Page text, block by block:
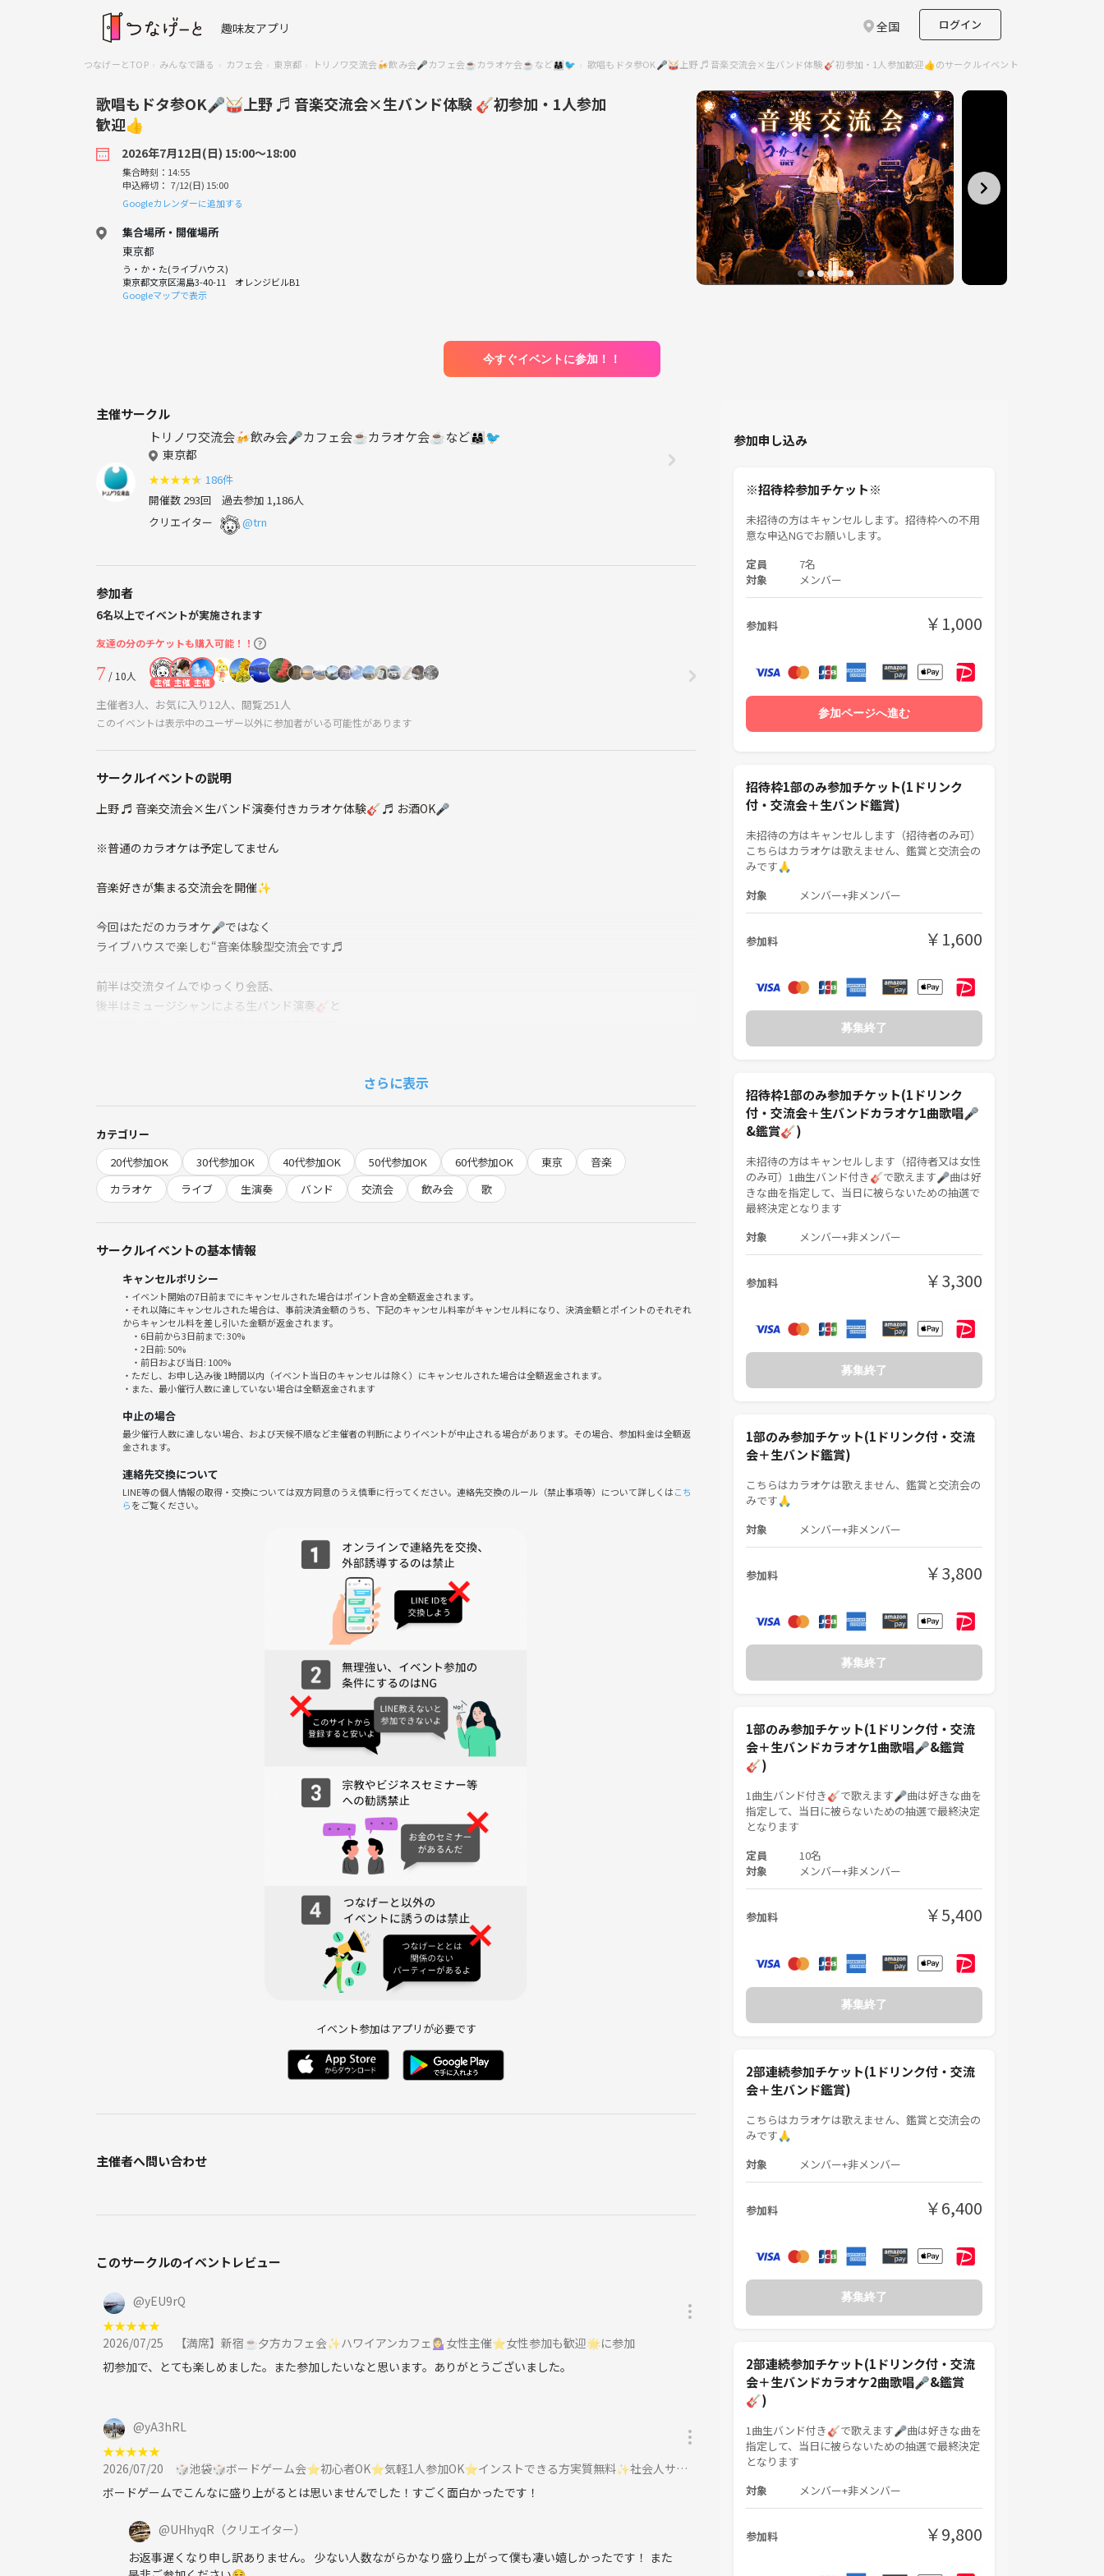
趣味友アプリ 全国 ログイン
つなげーとTOP みんなで語る カフェ会 東京都 トリノワ交流会🍻飲み会🎤カフェ会☕️カラオケ会☕️など👨‍👩‍👧🐦 歌唱もドタ参OK🎤🥁上野 ♬ 音楽交流会×生バンド体験 🎸初参加・1人参加歓迎👍のサークルイベント
歌唱もドタ参OK🎤🥁上野 ♬ 音楽交流会×生バンド体験 🎸初参加・1人参加
歓迎👍
2026年7月12日(日) 15:00〜18:00
集合時刻：14:55
申込締切： 7/12(日) 15:00
Googleカレンダーに追加する
集合場所・開催場所
東京都
う・か・た(ライブハウス)
東京都文京区湯島3-40-11 オレンジビルB1
Googleマップで表示
今すぐイベントに参加！！
主催サークル
トリノワ交流会🍻飲み会🎤カフェ会☕️カラオケ会☕️など👨‍👩‍👧🐦
東京都
★★★★★ 186件
開催数 293回 過去参加 1,186人
クリエイター
@trn
参加者
6名以上でイベントが実施されます
友達の分のチケットも購入可能！！
7/ 10人 主催 主催 主催
主催者3人、お気に入り12人、閲覧251人
このイベントは表示中のユーザー以外に参加者がいる可能性があります
サークルイベントの説明
上野 ♬ 音楽交流会×生バンド演奏付きカラオケ体験🎸 ♬ お酒OK🎤
※普通のカラオケは予定してません
音楽好きが集まる交流会を開催✨
今回はただのカラオケ🎤ではなく
ライブハウスで楽しむ“音楽体験型交流会です♬
前半は交流タイムでゆっくり会話、
後半はミュージシャンによる生バンド演奏🎸と
音楽好き同士のつながりを楽しみましょう✨♬
※生バンドカラオケのイメージ・雰囲気は
↓↓↓Youtube動画 📺↓↓↓をチェック✅してください
♦️ 申し込み方法 ♦️
🔽予約は申込ボタンから⭐️🔽
🕒 会の流れ 🕒
1️⃣スタート 15:00-16:00 音楽交流会♬
初参加でも話しやすい雰囲気です
ミュージシャンによる演奏つきカラオケ⭐
ライブハウスならではの迫力を体験✨
3️⃣ 18:00 終了・現地解散・希望者のみで2次会へ ☺️
ステージで歌う姿や、楽しい雰囲気を運営が撮影！
＝＝＝＝＝＝＝＝＝＝＝＝＝＝＝＝＝＝＝＝
⭐️職業：経営者/メディアプランナー/イベンター🎤
⭐️趣味：作詞•作曲♬、セッションイベントで歌うこと、
好きなアーティストはMr.Children,サザン、ビートルズ、レディオヘッド、レッチリ
元バンドマン🎸&博報堂出身の広告マンの経験を活かして「ミュージシャンの演奏でみんなで歌ってもりあがろ
う！」をテーマにした音楽交流会イベントを定期開催しています。
その他にも出版社のメディアプラナーやコミュニティ運営サポートなども個人事業主として行っています。
得意なことはちゃんと機能するゼロイチを作ること、その方法を体系的に人に伝えられることだと思っています。
是非一緒に楽しいコンテンツを作りましょう✨
⭐️職業：WEBマーケター🖥グルメインフルエンサー📷🍴
⭐️趣味：野球観戦⚾️（西武ファン）♨️サウナ⛳️ゴルフ♬Mr.Childrenガチ勢
ワイ系超大好きでハロウィン🎃も大好きです。
＝＝＝＝＝＝＝＝＝＝＝＝＝＝＝＝＝＝＝＝
♦️カラオケ会がおすすめの方♦️
✅ カラオケ・音楽・ライブ🎸が好き♬
✅ 飲みながらワイワイしたい✨
✅ 普通の飲み会に飽きた
✅ 人前で歌うのはハードル高いけど興味ある♬
✅ 上野エリアで友達を作りたい❤️
「観るだけ・交流メイン」でも全然OKです⭐
🎤日時・場所🎤
⭐会場：う・か・た（ライブハウス）
さらに表示
カテゴリー
20代参加OK
30代参加OK 40代参加OK 50代参加OK 60代参加OK 東京
音楽
カラオケ
ライブ 生演奏 バンド 交流会 飲み会 歌
サークルイベントの基本情報
キャンセルポリシー
・イベント開始の7日前までにキャンセルされた場合はポイント含め全額返金されます。
・それ以降にキャンセルされた場合は、事前決済金額のうち、下記のキャンセル料率がキャンセル料になり、決済金額とポイントのそれぞれ
からキャンセル料を差し引いた金額が返金されます。
・6日前から3日前まで: 30%
・2日前: 50%
・前日および当日: 100%
・ただし、お申し込み後 1時間以内（イベント当日のキャンセルは除く）にキャンセルされた場合は全額返金されます。
・また、最小催行人数に達していない場合は全額返金されます
中止の場合
最少催行人数に達しない場合、および天候不順など主催者の判断によりイベントが中止される場合があります。その場合、参加料金は全額返
金されます。
連絡先交換について
LINE等の個人情報の取得・交換については双方同意のうえ慎重に行ってください。連絡先交換のルール（禁止事項等）について詳しくはこち
らをご覧ください。
イベント参加はアプリが必要です
主催者へ問い合わせ
このサークルのイベントレビュー
@yEU9rQ
★★★★★
2026/07/25
【満席】新宿☕夕方カフェ会✨ハワイアンカフェ💁‍♀️女性主催⭐女性参加も歓迎🌟に参加
初参加で、とても楽しめました。また参加したいなと思います。ありがとうございました。
@yA3hRL
★★★★★
2026/07/20
🎲池袋🎲ボードゲーム会⭐初心者OK⭐気軽1人参加OK⭐インストできる方実質無料✨社会人サークル主催に参加
ボードゲームでこんなに盛り上がるとは思いませんでした！すごく面白かったです！
@UHhyqR （クリエイター）
お返事遅くなり申し訳ありません。 少ない人数ながらかなり盛り上がって僕も凄い嬉しかったです！ また
参加申し込み
※招待枠参加チケット※
未招待の方はキャンセルします。招待枠への不用
意な申込NGでお願いします。
定員 7名
対象 メンバー
参加料 ￥1,000
参加ページへ進む
招待枠1部のみ参加チケット(1ドリンク
付・交流会＋生バンド鑑賞)
未招待の方はキャンセルします（招待者のみ可）
こちらはカラオケは歌えません、鑑賞と交流会の
みです🙏
対象
メンバー+非メンバー
参加料 ￥1,600
募集終了
招待枠1部のみ参加チケット(1ドリンク
付・交流会＋生バンドカラオケ1曲歌唱🎤
&鑑賞🎸)
未招待の方はキャンセルします（招待者又は女性
のみ可）1曲生バンド付き🎸で歌えます🎤曲は好
きな曲を指定して、当日に被らないための抽選で
最終決定となります
対象 メンバー+非メンバー
参加料 ￥3,300
募集終了
1部のみ参加チケット(1ドリンク付・交流
会＋生バンド鑑賞)
こちらはカラオケは歌えません、鑑賞と交流会の
みです🙏
対象 メンバー+非メンバー
参加料 ￥3,800
募集終了
1部のみ参加チケット(1ドリンク付・交流
会＋生バンドカラオケ1曲歌唱🎤&鑑賞
🎸)
1曲生バンド付き🎸で歌えます🎤曲は好きな曲を
指定して、当日に被らないための抽選で最終決定
となります
定員 10名
対象 メンバー+非メンバー
参加料 ￥5,400
募集終了
2部連続参加チケット(1ドリンク付・交流
会＋生バンド鑑賞)
こちらはカラオケは歌えません、鑑賞と交流会の
みです🙏
対象
メンバー+非メンバー
参加料 ￥6,400
募集終了
2部連続参加チケット(1ドリンク付・交流
会＋生バンドカラオケ2曲歌唱🎤&鑑賞
🎸)
1曲生バンド付き🎸で歌えます🎤曲は好きな曲を
指定して、当日に被らないための抽選で最終決定
となります
対象 メンバー+非メンバー
参加料 ￥9,800